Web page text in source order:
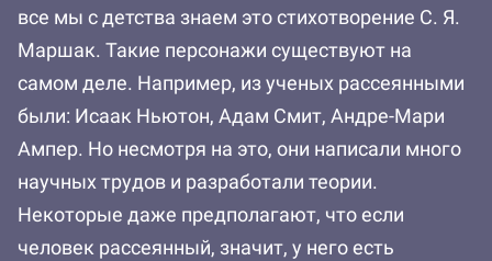
все мы с детства знаем это стихотворение С. Я.
Маршак. Такие персонажи существуют на
самом деле. Например, из ученых рассеянными
были: Исаак Ньютон, Адам Смит, Андре-Мари
Ампер. Но несмотря на это, они написали много
научных трудов и разработали теории.
Некоторые даже предполагают, что если
человек рассеянный, значит, у него есть